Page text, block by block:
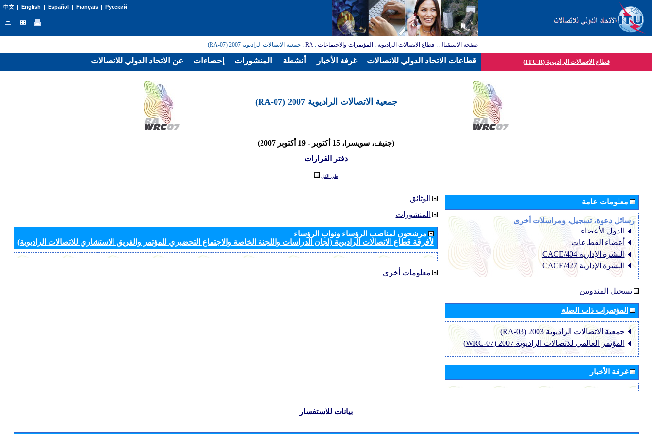
中文| English | Español | Français| Русский
صفحة الاستقبال: قطاع الاتصالات الراديوية: المؤتمرات والاجتماعات:
RA: جمعية الاتصالات الراديوية 2007 (RA-07)
قطاع الاتصالات الراديوية (ITU-R)
جمعية الاتصالات الراديوية 2007 (RA-07)
(جنيف، سويسرا، 15 أكتوبر - 19 أكتوبر 2007)
دفتر القرارات
طي الكل
الوثائق
المنشورات
مرشحون لمناصب الرؤساء ونواب الرؤساء
لأفرقة قطاع الاتصالات الراديوية (لجان الدراسات واللجنة الخاصة والاجتماع التحضيري للمؤتمر والفريق الاستشاري للاتصالات الراديوية)
معلومات أخرى
معلومات عامة
رسائل دعوة، تسجيل، ومراسلات أخرى
الدول الأعضاء
أعضاء القطاعات
النشرة الإدارية CACE/404
النشرة الإدارية CACE/427
تسجيل المندوبين
المؤتمرات ذات الصلة
جمعية الاتصالات الراديوية 2003 (RA-03)
المؤتمر العالمي للاتصالات الراديوية 2007 (WRC-07)
غرفة الأخبار
بيانات للاستفسار
عن الاتحاد الدولي للاتصالات إحصاءات المنشورات أنشطة غرفة الأخبار قطاعات الاتحاد الدولي للاتصالات